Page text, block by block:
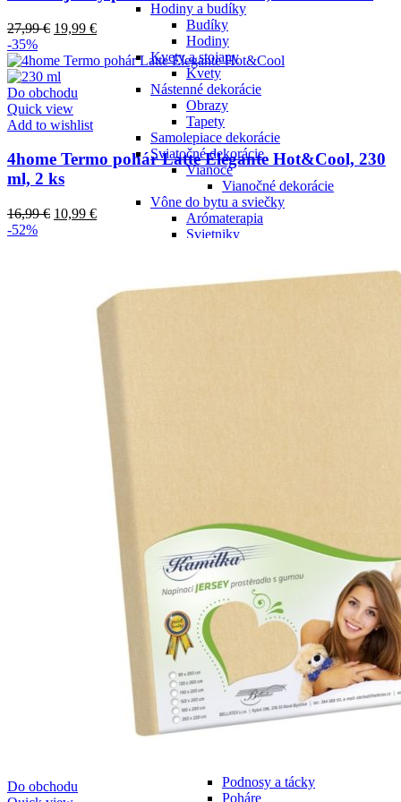
Hodiny a budíky
Budíky
Hodiny
Kvety a stojany
Kvety
Nástenné dekorácie
Obrazy
Tapety
Samolepiace dekorácie
Sviatočné dekorácie
Vianoce
Vianočné dekorácie
Vône do bytu a sviečky
Arómaterapia
Svietniky
Kuchynské náradie
Nákupné tašky a košíky
Odpadkové koše
Organizácia kuchyne
Odkvapkávače na riad
Pečenie
Formy na pečenie
Vykrajovátka
Skladovanie a balenie potravín
Boxy na desiatu
Chlebníky
Dózy na potraviny
Obedáre
Stojany na víno
Stolovanie
Podnosy a tácky
Poháre
27,99€ 19,99 €
-35%
Do obchodu
Quick view
Add to wishlist
4home Termo pohár Latte Elegante Hot&Cool, 230
ml, 2 ks
16,99€ 10,99 €
-52%
Do obchodu